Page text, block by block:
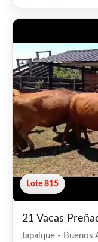
Lote 815
21 Vacas
tapalque - Buenos